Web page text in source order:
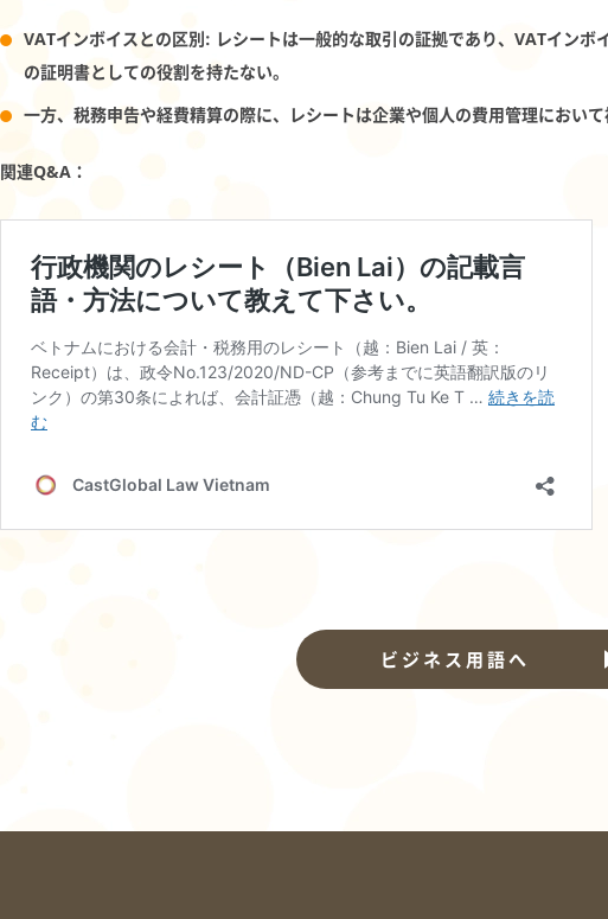
VATインボイスとの区別: レシートは一般的な取引の証拠であり、VATイン
の証明書としての役割を持たない。
一方、税務申告や経費精算の際に、レシートは企業や個人の費用管理において
関連Q&A：
ビジネス用語へ